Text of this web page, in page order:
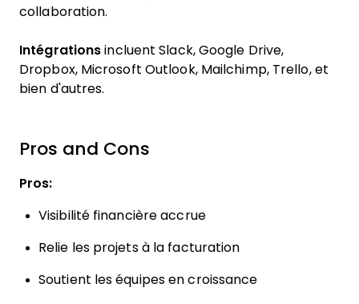
collaboration.
Intégrations incluent Slack, Google Drive,
Dropbox, Microsoft Outlook, Mailchimp, Trello, et
bien d'autres.
Pros and Cons
Pros:
Visibilité financière accrue
Relie les projets à la facturation
Soutient les équipes en croissance